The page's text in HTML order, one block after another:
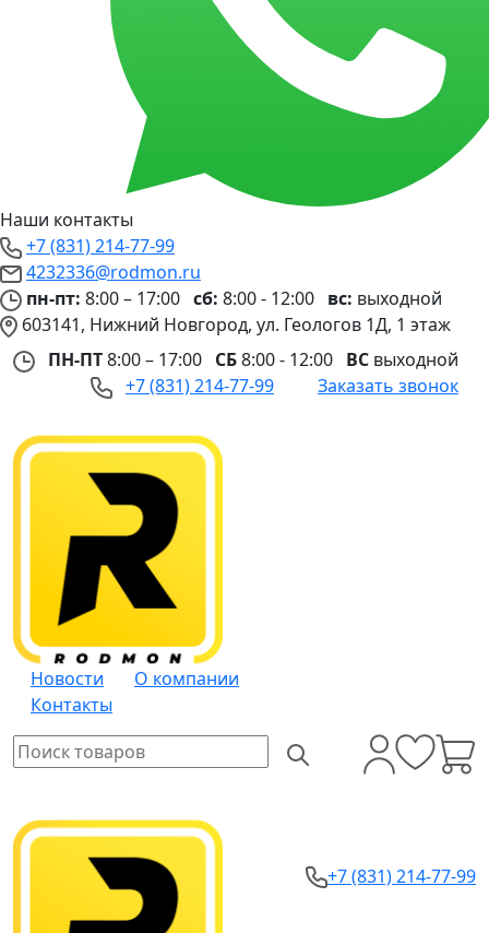
Наши контакты
+7 (831) 214-77-99
4232336@rodmon.ru
пн-пт: 8:00 – 17:00 сб: 8:00 - 12:00 вс: выходной
603141, Нижний Новгород, ул. Геологов 1Д, 1 этаж
ПН-ПТ8:00 – 17:00 СБ8:00 - 12:00 ВС выходной
+7 (831) 214-77-99
Заказать звонок
Новости
О компании
Контакты
+7 (831) 214-77-99